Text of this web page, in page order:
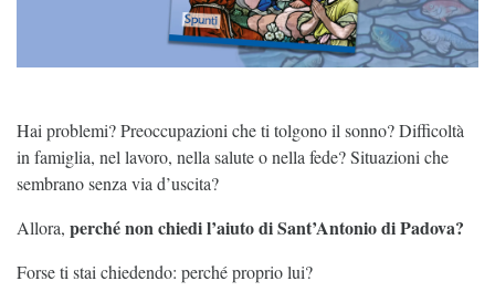
Hai problemi? Preoccupazioni che ti tolgono il sonno? Difficoltà
in famiglia, nel lavoro, nella salute o nella fede? Situazioni che
sembrano senza via d’uscita?
Allora, perché non chiedi l’aiuto di Sant’Antonio di Padova?
Forse ti stai chiedendo: perché proprio lui?